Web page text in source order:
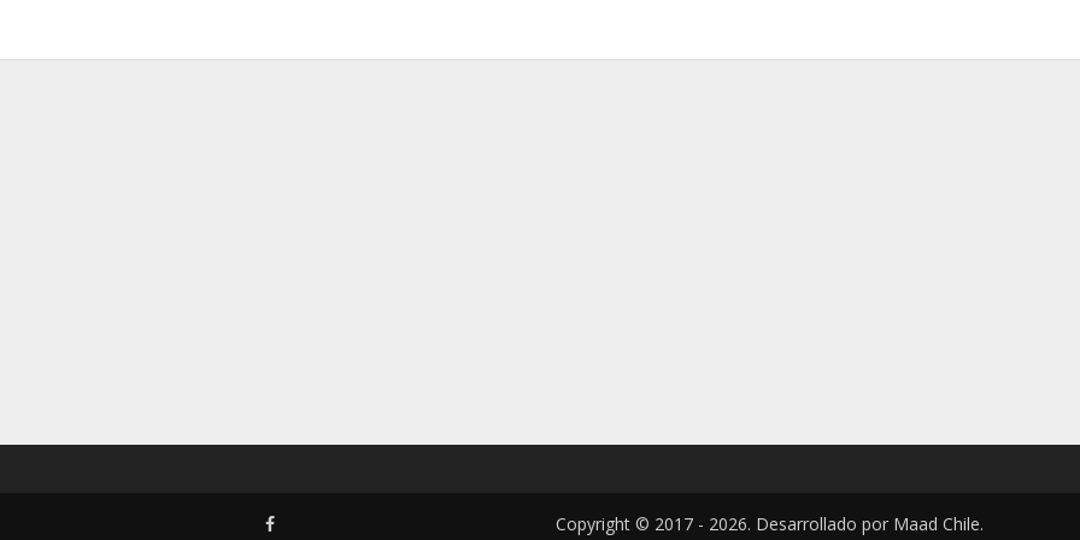
Copyright © 2017 - 2026. Desarrollado por Maad Chile.